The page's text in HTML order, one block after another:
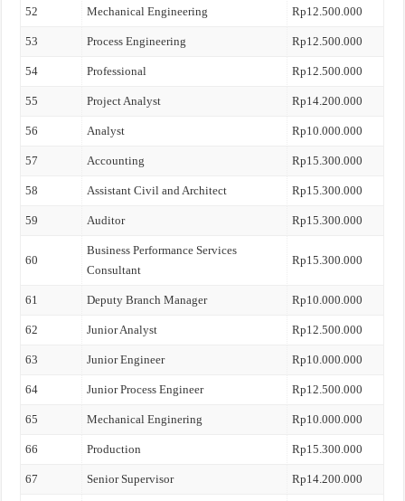
52 Mechanical Engineering Rp12.500.000
53 Process Engineering Rp12.500.000
54 Professional Rp12.500.000
55 Project Analyst Rp14.200.000
56 Analyst Rp10.000.000
57 Accounting Rp15.300.000
58 Assistant Civil and Architect Rp15.300.000
59 Auditor Rp15.300.000
60
Business Performance Services
Consultant
Rp15.300.000
61 Deputy Branch Manager Rp10.000.000
62 Junior Analyst Rp12.500.000
63 Junior Engineer Rp10.000.000
64 Junior Process Engineer Rp12.500.000
65 Mechanical Enginering Rp10.000.000
66 Production Rp15.300.000
67 Senior Supervisor Rp14.200.000